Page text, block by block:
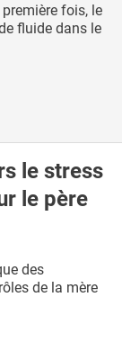
fois, le
fluide dans le
le stress
le père
des
de la mère